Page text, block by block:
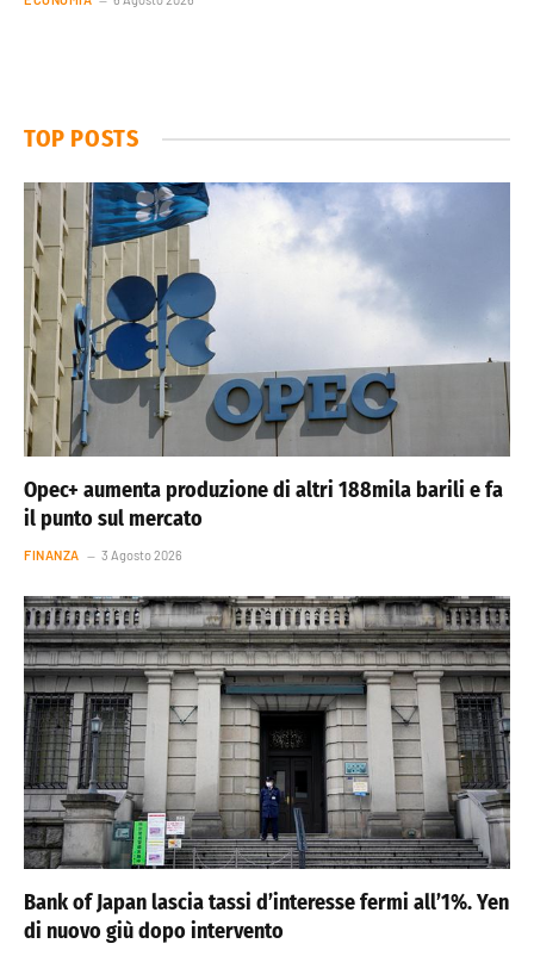
TOP POSTS
Opec+ aumenta produzione di altri 188mila barili e fa
il punto sul mercato
FINANZA 3 Agosto 2026
Bank of Japan lascia tassi d’interesse fermi all’1%. Yen
di nuovo giù dopo intervento